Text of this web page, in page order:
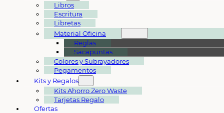
Libros
Escritura
Libretas
Material Oficina
Reglas
Sacapuntas
Colores y Subrayadores
Pegamentos
Kits y Regalos
Kits Ahorro Zero Waste
Tarjetas Regalo
Ofertas